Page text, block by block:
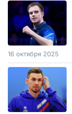
16 октября 2025